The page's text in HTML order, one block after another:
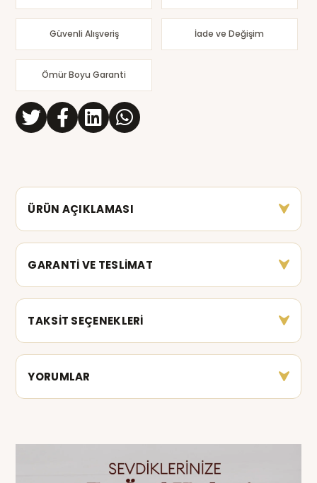
Güvenli Alışveriş İade ve Değişim
Ömür Boyu Garanti
ÜRÜN AÇIKLAMASI
GARANTİ VE TESLİMAT
TAKSİT SEÇENEKLERİ
YORUMLAR